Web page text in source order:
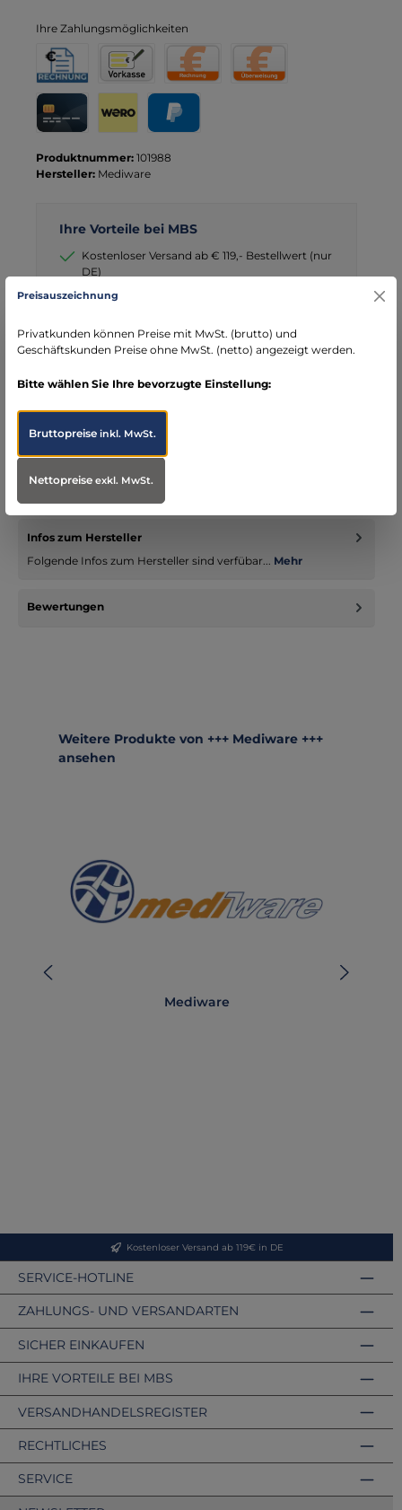
Ihre Zahlungsmöglichkeiten
Produktnummer: 101988
Hersteller: Mediware
Ihre Vorteile bei MBS
Kostenloser Versand ab € 119,- Bestellwert (nur
DE)
schneller Versand mit DHL
Bereich Notfallmedizin
Beschreibung
• Mit Pumpe (rostfreier Stahl) • Komplett aus Aluminium, silber
• Mit 14 cm langem Edelstahl Armhebel und Wandhalterung •
Mehr
Infos zum Hersteller
Folgende Infos zum Hersteller sind verfübar... Mehr
Bewertungen
Produktgalerie überspringen
Weitere Produkte von +++ Mediware +++
ansehen
Mediware
Kostenloser Versand ab 119€ in DE
SERVICE-HOTLINE
ZAHLUNGS- UND VERSANDARTEN
VERSANDHANDELSREGISTER
SICHER EINKAUFEN
IHRE VORTEILE BEI MBS
RECHTLICHES
SERVICE
Preisauszeichnung
Privatkunden können Preise mit MwSt. (brutto) und
Geschäftskunden Preise ohne MwSt. (netto) angezeigt werden.
Bitte wählen Sie Ihre bevorzugte Einstellung:
Bruttopreiseinkl. MwSt.
Nettopreiseexkl. MwSt.